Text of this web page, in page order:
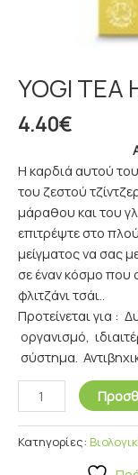
YOGI TEA
4.40€
Η καρδιά αυτού
του ζεστού
μάραθου και του
επιτρέψτε στο
μείγματος να σας
σε έναν κόσμο που
φλιτζάνι τσάι..
Προτείνεται για :
οργανισμό,
σύστημα.
Κατηγορίες: